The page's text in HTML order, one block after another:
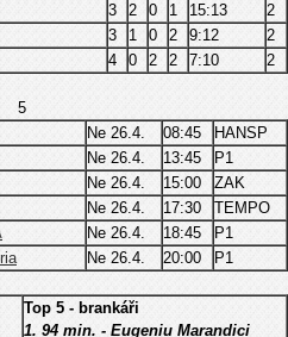
3 2 0 1 15:13
2
3 1 0 2 9:12
2
4 0 2 2 7:10 2
5
Ne 26.4. 08:45
HANSP
Ne 26.4. 13:45
P1
Ne 26.4. 15:00
ZAK
Ne 26.4. 17:30
TEMPO
Ne 26.4. 18:45
P1
Ne 26.4. 20:00 P1
Top 5 - brankáři
1. 94 min. - Eugeniu Marandici